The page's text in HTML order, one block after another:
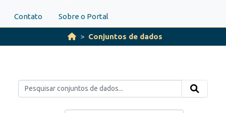
Contato Sobre o Portal
Conjuntos de dados